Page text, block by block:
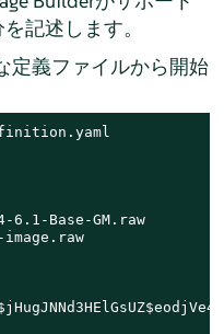
記述します。
定義ファイルから開始
6.1-Base-GM.raw
image.raw